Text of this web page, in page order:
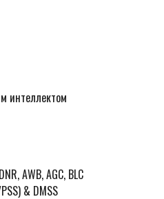
интеллектом
AWB, AGC, BLC
& DMSS